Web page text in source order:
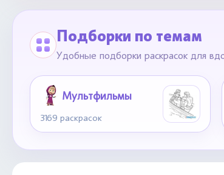
Подборки по темам
Удобные подборки раскрасок для
Мультфильмы
3169 раскрасок